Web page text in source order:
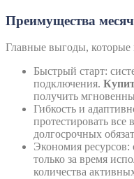
Преимущества
Главные выгоды, которые
Быстрый старт:
подключения.
получить
Гибкость и
протестировать все
долгосрочных
Экономия ресурсов:
только за время
количества